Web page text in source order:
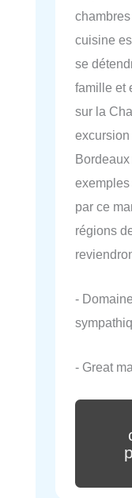
cuisine
se
famille et
sur la
par ce
régions
-
- Great